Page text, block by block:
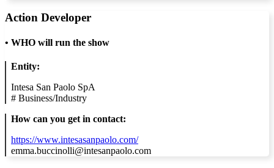
Action Developer
• WHO will run the show
Entity:
Intesa San Paolo SpA
# Business/Industry
How can you get in contact:
https://www.intesasanpaolo.com/
emma.buccinolli@intesanpaolo.com